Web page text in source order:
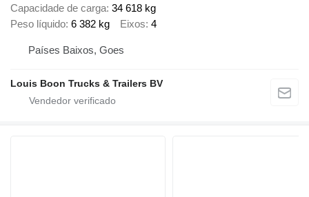
Capacidade de carga 34 618 kg
Peso líquido 6 382 kg Eixos 4
Países Baixos, Goes
Louis Boon Trucks & Trailers BV